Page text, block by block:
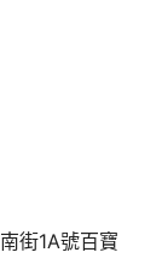
街1A號百寶